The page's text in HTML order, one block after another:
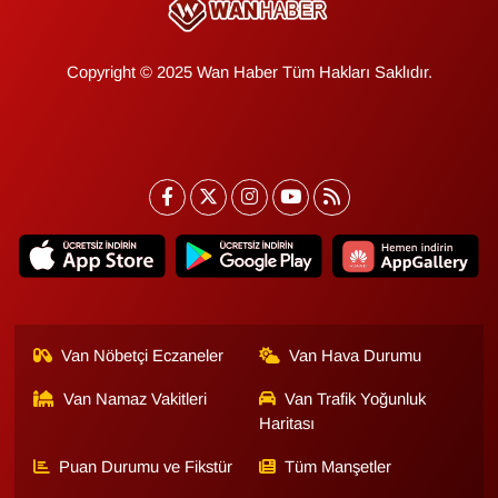
Copyright © 2025 Wan Haber Tüm Hakları Saklıdır.
Van Nöbetçi Eczaneler Van Hava Durumu
Van Namaz Vakitleri
Van Trafik Yoğunluk
Haritası
Puan Durumu ve Fikstür Tüm Manşetler
Kadın
Kim Kimdir?